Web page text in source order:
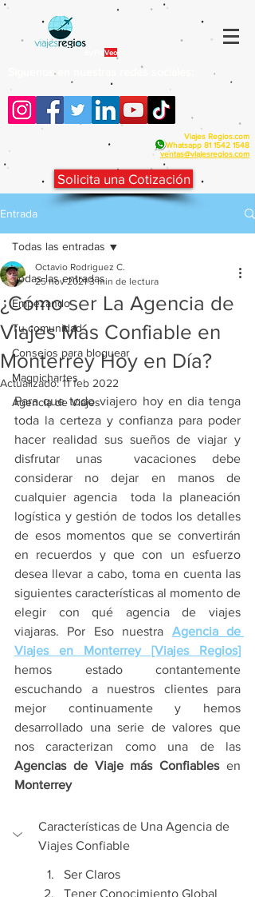
Veo
Siguenos en nuestras redes sociales:
Viajes Regios.com
Whatsapp 81 1542 1548
ventas@viajesregios.com
Solicita una Cotización
Entrada
Todas las entradas
Empezando
Tu comunidad
Consejos para bloguear
Magnichartes
Agencia de Viajes
Todas las entradas
¿Cómo ser La Agencia de
Viajes Más Confiable en
Monterrey Hoy en Día?
Octavio Rodriguez C.
25 nov 2021 3 min de lectura
Actualizado:11 feb 2022
Para que todo viajero hoy en dia tenga
toda la certeza y confianza para poder
hacer realidad sus sueños de viajar y
disfrutar unas  vacaciones debe
considerar no dejar en manos de
cualquier agencia  toda la planeación
logística y gestión de todos los detalles
de esos momentos que se convertirán
en recuerdos y que con un esfuerzo
desea llevar a cabo, toma en cuenta las
siguientes características al momento de
elegir con qué agencia de viajes
viajaras. Por Eso nuestra
Agencia de
Viajes en Monterrey [Viajes Regios]
hemos estado contantemente
escuchando a nuestros clientes para
mejor continuamente y hemos
desarrollado una serie de valores que
Agencias de Viaje más Confiables
Monterrey
Características de Una Agencia de
Viajes Confiable
Ser Claros
Tener Conocimiento Global